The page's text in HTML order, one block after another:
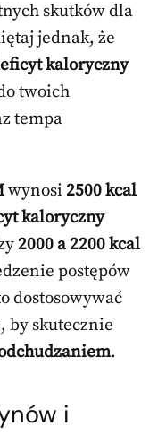
skutków dla
jednak, że
kaloryczny
twoich
tempa
wynosi 2500 kcal
kaloryczny
2000 a 2200 kcal
postępów
dostosowywać
by skutecznie
.
i